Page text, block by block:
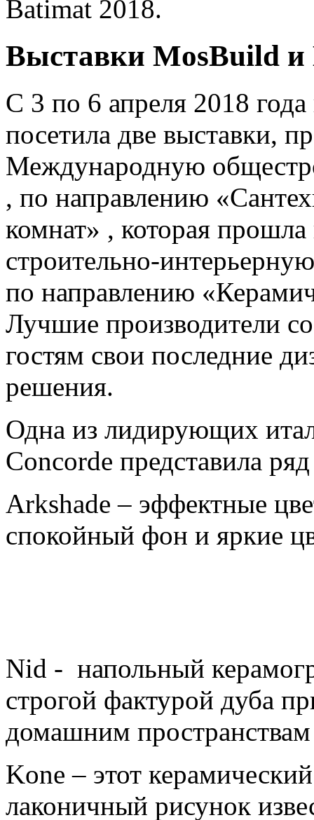
Выставки MosBuild и
С 3 по 6 апреля 2018
посетила две выставки,
Международную
, по направлению
комнат» , которая
строительно-
по направлению
Лучшие производители
гостям свои последние
решения.
Одна из лидирующих
Concorde представила
Arkshade – эффектные
спокойный фон и яркие
Nid - напольный
строгой фактурой дуба
домашним пространствам
Kone – этот
лаконичный рисунок